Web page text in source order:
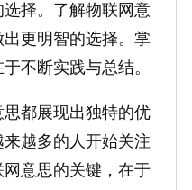
择。了解物联网意
更明智的选择。掌
不断实践与总结。
都展现出独特的优
越多的人开始关注
意思的关键，在于